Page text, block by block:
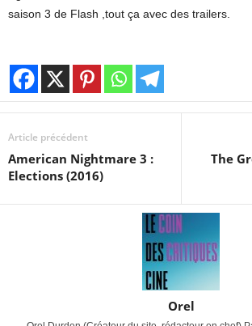
saison 3 de Flash ,tout ça avec des trailers.
Article précédent
American Nightmare 3 :
Elections (2016)
The
Orel